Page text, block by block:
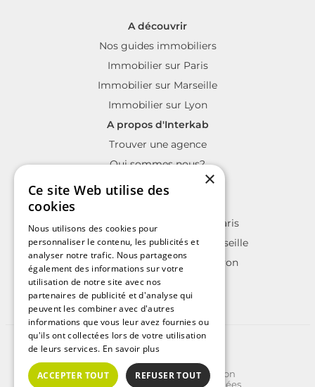
6 chambres
455 m²
Le label des agents immobiliers indépendants
A découvrir
Nos guides immobiliers
Immobilier sur Paris
Immobilier sur Marseille
×
Ce site Web utilise des
cookies
Nous utilisons des cookies pour
personnaliser le contenu, les publicités et
analyser notre trafic. Nous partageons
également des informations sur votre
utilisation de notre site avec nos
partenaires de publicité et d'analyse qui
peuvent les combiner avec d'autres
informations que vous leur avez fournies ou
qu'ils ont collectées lors de votre utilisation
de leurs services. En savoir plus
ACCEPTER TOUT REFUSER TOUT